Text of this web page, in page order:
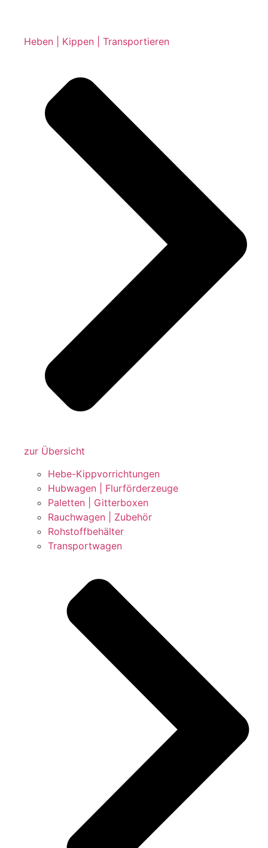
Heben | Kippen | Transportieren
zur Übersicht
Hebe-Kippvorrichtungen
Hubwagen | Flurförderzeuge
Paletten | Gitterboxen
Rauchwagen | Zubehör
Rohstoffbehälter
Transportwagen